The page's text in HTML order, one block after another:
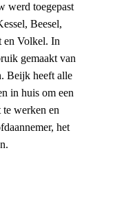
werd toegepast
Beesel,
en Volkel. In
gemaakt van
Beijk heeft alle
in huis om een
werken en
het